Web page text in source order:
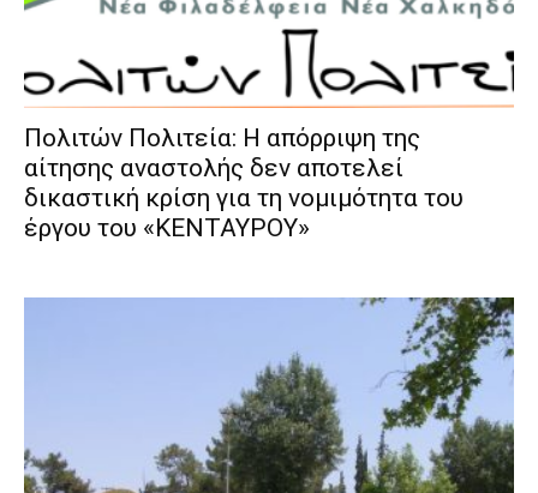
Πολιτών Πολιτεία: Η απόρριψη της
αίτησης αναστολής δεν αποτελεί
δικαστική κρίση για τη νομιμότητα του
έργου του «ΚΕΝΤΑΥΡΟΥ»